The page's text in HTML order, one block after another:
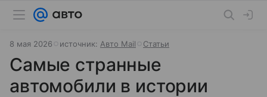
8 мая 2026 источник: Авто Mail Статьи
Самые странные
автомобили в истории